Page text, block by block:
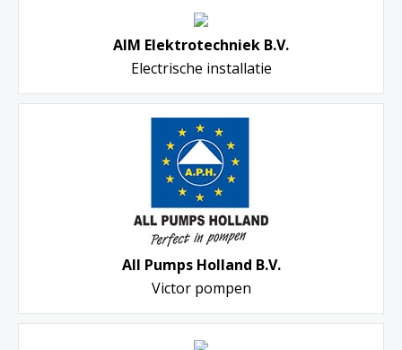
AIM Elektrotechniek B.V.
Electrische installatie
All Pumps Holland B.V.
Victor pompen